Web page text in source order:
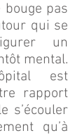
pas
qui se
un
mental.
est
rapport
s’écouler
qu’à